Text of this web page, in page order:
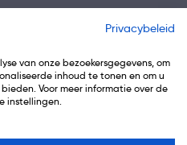
Privacybeleid
van onze bezoekersgegevens, om
inhoud te tonen en om u
Voor meer informatie over de
instellingen.